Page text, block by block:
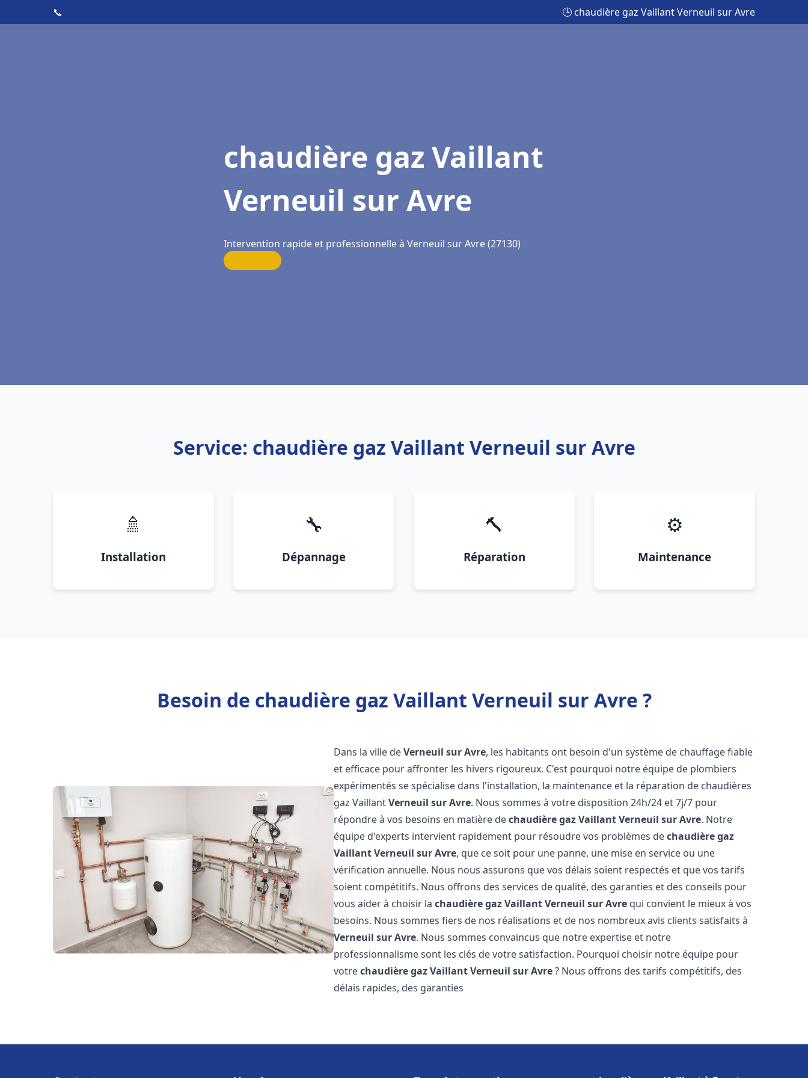
📞 🕒 chaudière gaz Vaillant Verneuil sur Avre
chaudière gaz Vaillant
Verneuil sur Avre
Intervention rapide et professionnelle à Verneuil sur Avre (27130)
Service: chaudière gaz Vaillant Verneuil sur Avre
🚿
Installation
🔧
Dépannage
🔨
Réparation
⚙️
Maintenance
Besoin de chaudière gaz Vaillant Verneuil sur Avre ?
Dans la ville deVerneuil sur Avre, les habitants ont besoin d'un système de chauffage fiable
et efficace pour affronter les hivers rigoureux. C'est pourquoi notre équipe de plombiers
expérimentés se spécialise dans l'installation, la maintenance et la réparation de chaudières
gaz VaillantVerneuil sur Avre. Nous sommes à votre disposition 24h/24 et 7j/7 pour
répondre à vos besoins en matière dechaudière gaz VaillantVerneuil sur Avre. Notre
équipe d'experts intervient rapidement pour résoudre vos problèmes dechaudière gaz
VaillantVerneuil sur Avre, que ce soit pour une panne, une mise en service ou une
vérification annuelle. Nous nous assurons que vos délais soient respectés et que vos tarifs
soient compétitifs. Nous offrons des services de qualité, des garanties et des conseils pour
vous aider à choisir lachaudière gaz VaillantVerneuil sur Avre qui convient le mieux à vos
besoins. Nous sommes fiers de nos réalisations et de nos nombreux avis clients satisfaits à
Verneuil sur Avre. Nous sommes convaincus que notre expertise et notre
professionnalisme sont les clés de votre satisfaction. Pourquoi choisir notre équipe pour
votrechaudière gaz VaillantVerneuil sur Avre? Nous offrons des tarifs compétitifs, des
délais rapides, des garanties